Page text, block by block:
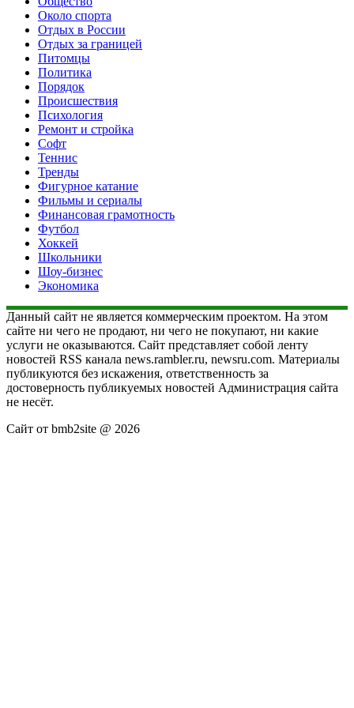
Около спорта
Отдых в России
Отдых за границей
Питомцы
Политика
Порядок
Происшествия
Психология
Ремонт и стройка
Софт
Теннис
Тренды
Фигурное катание
Фильмы и сериалы
Финансовая грамотность
Футбол
Хоккей
Школьники
Шоу-бизнес
Экономика
Данный сайт не является коммерческим проектом. На этом
сайте ни чего не продают, ни чего не покупают, ни какие
услуги не оказываются. Сайт представляет собой ленту
новостей RSS канала news.rambler.ru, newsru.com. Материалы
публикуются без искажения, ответственность за
достоверность публикуемых новостей Администрация сайта
не несёт.
Сайт от bmb2site @ 2026